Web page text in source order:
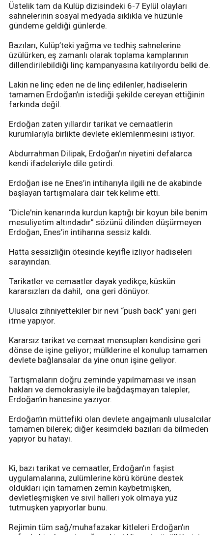
Üstelik tam da Kulüp dizisindeki 6-7 Eylül olayları
sahnelerinin sosyal medyada sıklıkla ve hüzünle
gündeme geldiği günlerde.
Bazıları, Kulüp’teki yağma ve tedhiş sahnelerine
üzülürken, eş zamanlı olarak toplama kamplarının
dillendirilebildiği linç kampanyasına katılıyordu belki de.
Lakin ne linç eden ne de linç edilenler, hadiselerin
tamamen Erdoğan’ın istediği şekilde cereyan ettiğinin
farkında değil.
Erdoğan zaten yıllardır tarikat ve cemaatlerin
kurumlarıyla birlikte devlete eklemlenmesini istiyor.
Abdurrahman Dilipak, Erdoğan’ın niyetini defalarca
kendi ifadeleriyle dile getirdi.
Erdoğan ise ne Enes’in intiharıyla ilgili ne de akabinde
başlayan tartışmalara dair tek kelime etti.
“Dicle'nin kenarında kurdun kaptığı bir koyun bile benim
mesuliyetim altındadır” sözünü dilinden düşürmeyen
Erdoğan, Enes’in intiharına sessiz kaldı.
Hatta sessizliğin ötesinde keyifle izliyor hadiseleri
sarayından.
Tarikatler ve cemaatler dayak yedikçe, küskün
kararsızları da dahil, ona geri dönüyor.
Ulusalcı zihniyettekiler bir nevi “push back” yani geri
itme yapıyor.
Kararsız tarikat ve cemaat mensupları kendisine geri
dönse de işine geliyor; mülklerine el konulup tamamen
devlete bağlansalar da yine onun işine geliyor.
Tartışmaların doğru zeminde yapılmaması ve insan
hakları ve demokrasiyle ile bağdaşmayan talepler,
Erdoğan’ın hanesine yazıyor.
Erdoğan’ın müttefiki olan devlete angajmanlı ulusalcılar
tamamen bilerek; diğer kesimdeki bazıları da bilmeden
yapıyor bu hatayı.
Ki, bazı tarikat ve cemaatler, Erdoğan’ın faşist
uygulamalarına, zulümlerine körü körüne destek
oldukları için tamamen zemin kaybetmişken,
devletleşmişken ve sivil halleri yok olmaya yüz
tutmuşken yapıyorlar bunu.
Rejimin tüm sağ/muhafazakar kitleleri Erdoğan’ın